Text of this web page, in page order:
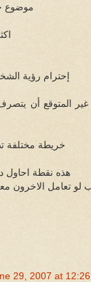
موضوع
إحترام رؤية
المتوقع أن
خريطة مختلفة
هذه نقطة احاول
لو تعامل الاخرون
29, 2007 at 12:26